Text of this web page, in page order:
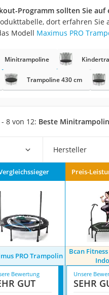
Reisetasche
Koffer
Faltschloss
Service
Programm sollten Sie
dort erfahren
Modell Maximus PRO
Minitrampoline
Trampoline 430 cm
- 8 von 12: Beste
Hersteller
Preis-
PRO Trampolin
Bcan
Bewertung
GUT
Unsere
SEHR